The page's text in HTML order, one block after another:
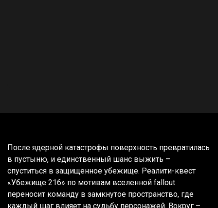
После ядерной катастрофы поверхность превратилась
в пустыню, и единственный шанс выжить –
спуститься в защищенное убежище. Реалити-квест
«Убежище 216» по мотивам вселенной fallout
переносит команду в замкнутое пространство, где
каждый шаг влияет на судьбу персонажей. Вокруг –